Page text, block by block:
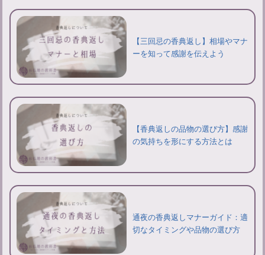
【三回忌の香典返し】相場やマナ
ーを知って感謝を伝えよう
【香典返しの品物の選び方】感謝
の気持ちを形にする方法とは
通夜の香典返しマナーガイド：適
切なタイミングや品物の選び方